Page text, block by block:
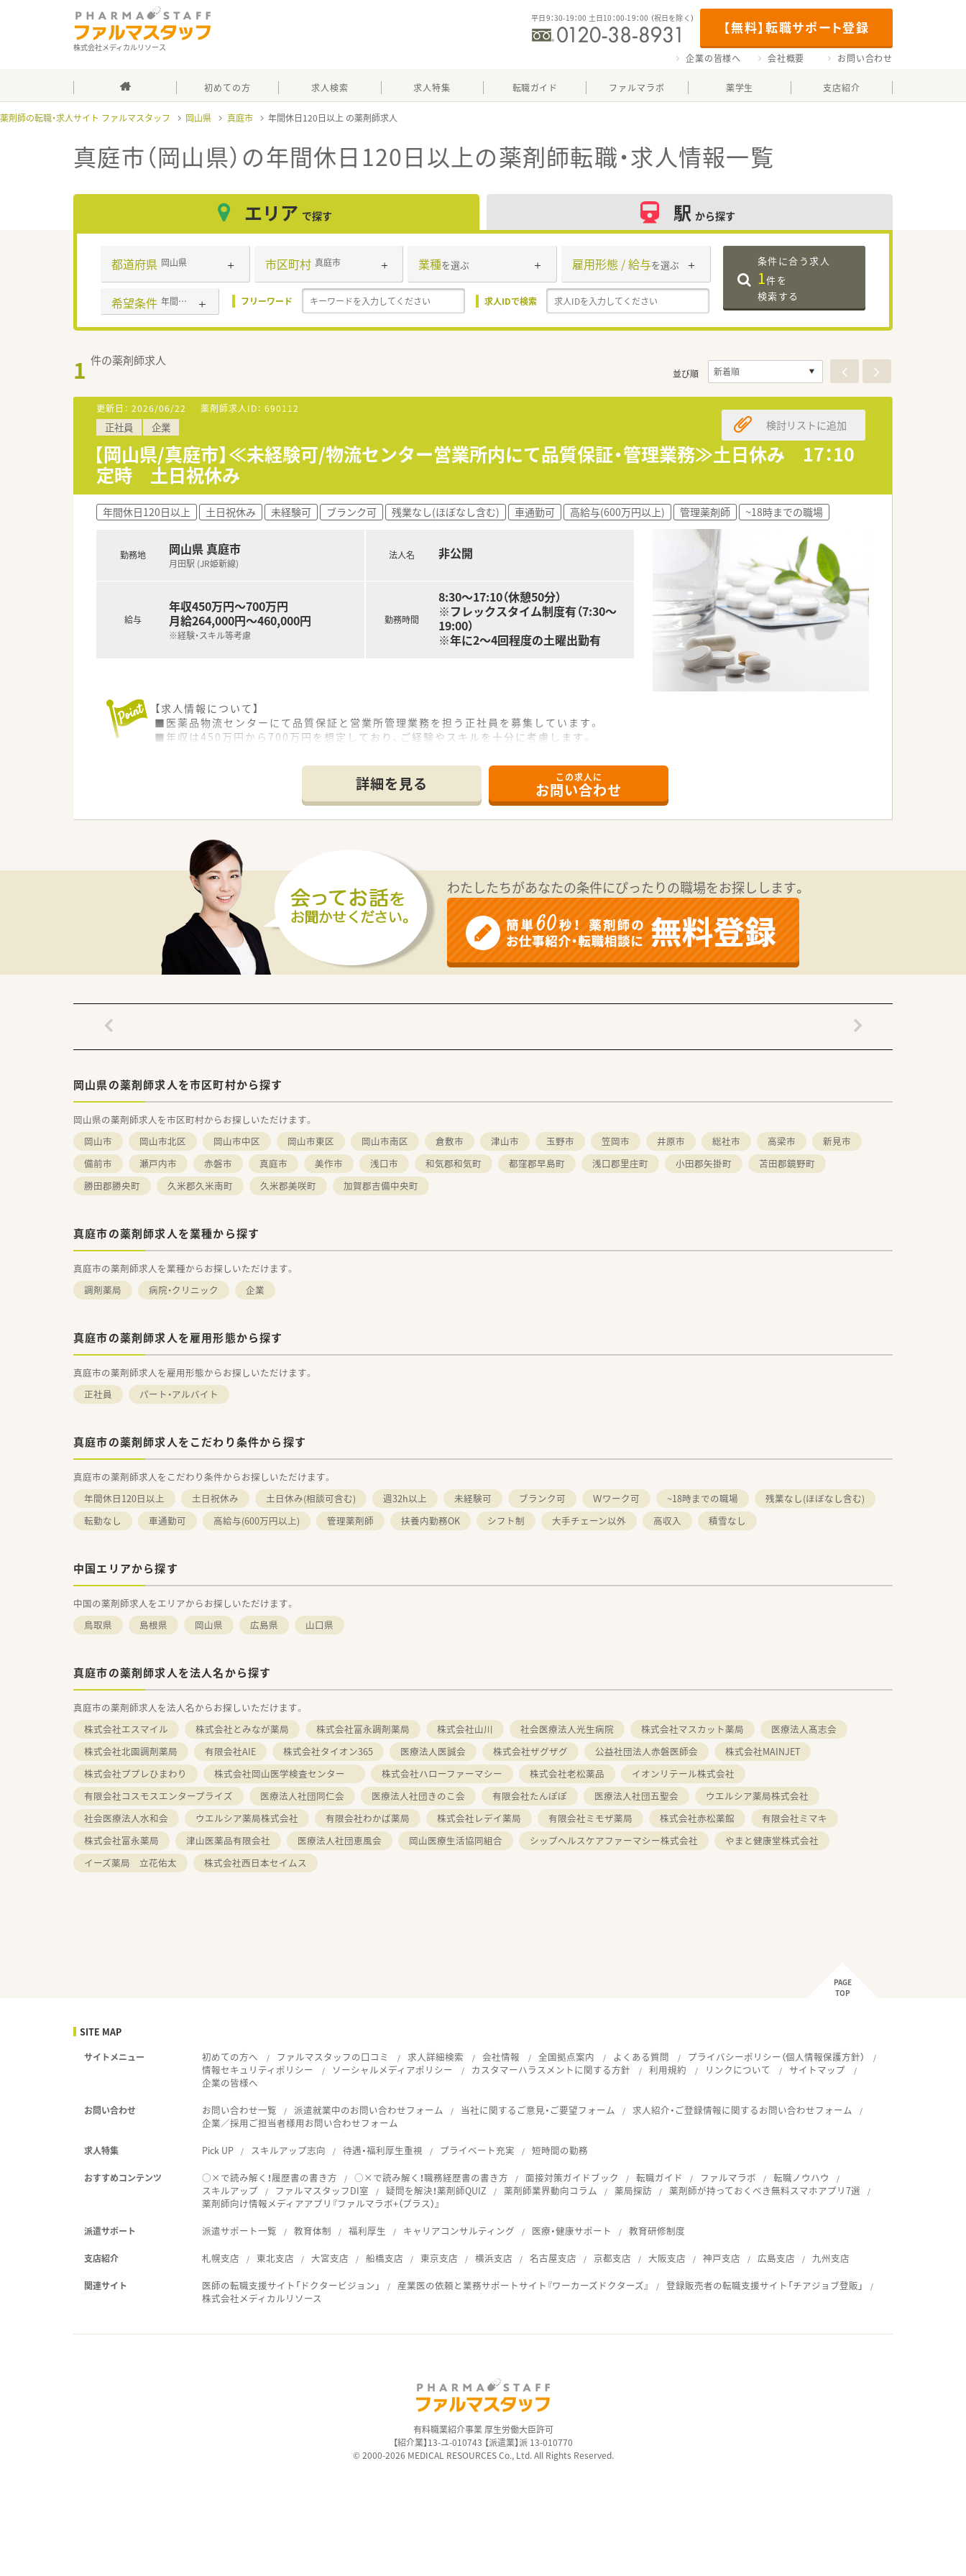
株式会社メディカルリソース
【無料】転職サポート登録
平日9：30-19：00 土日10：00-19：00 （祝日を除く）
企業の皆様へ 会社概要 お問い合わせ
初めての方 求人検索 求人特集 転職ガイド ファルマラボ 薬学生 支店紹介
薬剤師の転職・求人サイト ファルマスタッフ 岡山県 真庭市 年間休日120日以上
真庭市（岡山県）の年間休日120日以上の薬剤師転職・求人情報一覧
エリア で探す 駅 から探す
都道府県 岡山県 市区町村 真庭市 業種を選ぶ 雇用形態 / 給与を選ぶ
希望条件 年間休日120日以上 フリーワード 求人IDで検索
条件に合う求人
1件を
検索する
1 件の薬剤師求人
並び順
更新日： 2026/06/22 薬剤師求人ID： 690112
正社員 企業
【岡山県/真庭市】≪未経験可/物流センター営業所内にて品質保証・管理業務≫土日休み 17：10
定時 土日祝休み
検討リストに追加
年間休日120日以上 土日祝休み 未経験可 ブランク可 残業なし(ほぼなし含む) 車通勤可 高給与(600万円以上) 管理薬剤師 ~18時までの職場
勤務地 岡山県 真庭市
月田駅 (JR姫新線)
給与
年収450万円～700万円
月給264,000円～460,000円
※経験・スキル等考慮
法人名 非公開
勤務時間
8:30～17:10（休憩50分）
※フレックスタイム制度有（7:30～
19:00）
※年に2～4回程度の土曜出勤有
【求人情報について】
■医薬品物流センターにて品質保証と営業所管理業務を担う正社員を募集しています。
■年収は450万円から700万円を想定しており、ご経験やスキルを十分に考慮します。
■事業拡大と社内体制の強化を目的とした増員募集となり、新たな仲間を求めています。
■必須要件として薬剤師免許をお持ちの方であれば、未経験からでも応募が可能です。
■もちろん、管理薬剤師のご経験や基本的なPCスキルをお持ちの方は優遇いたします。
【想定される業務内容】
■医薬品の品質管理基準（GMP）を遵守するための社内体制整備や監査対応をお願いします。
■海外メーカーを含む取引先からの査察対応や、行政・顧客との折衝も担当します。
■倉庫内の薬剤保管状況の巡回確認や、PCでの報告書作成など営業所管理全般も担います。
【会社特徴】
■総合物流企業グループの一員として、強固なネットワークと安定した経営基盤を持っています。
■医薬品物流のエキスパートとして、豊富な経験と高度なノウハウを蓄積しています。
■医薬品の適正流通（GDP）やGMPガイドラインを厳格に遵守し、高い品質を維持しています。
詳細を見る この求人に
お問い合わせ
わたしたちがあなたの条件にぴったりの職場をお探しします。
岡山県の薬剤師求人を市区町村から探す
岡山県の薬剤師求人を市区町村からお探しいただけます。
岡山市
岡山市北区 岡山市中区 岡山市東区 岡山市南区 倉敷市 津山市 玉野市 笠岡市 井原市 総社市 高梁市
新見市
備前市
瀬戸内市 赤磐市 真庭市 美作市 浅口市 和気郡和気町 都窪郡早島町 浅口郡里庄町 小田郡矢掛町
苫田郡鏡野町
勝田郡勝央町
久米郡久米南町 久米郡美咲町 加賀郡吉備中央町
真庭市の薬剤師求人を業種から探す
真庭市の薬剤師求人を業種からお探しいただけます。
調剤薬局
病院・クリニック 企業
真庭市の薬剤師求人を雇用形態から探す
真庭市の薬剤師求人を雇用形態からお探しいただけます。
正社員
パート・アルバイト
真庭市の薬剤師求人をこだわり条件から探す
真庭市の薬剤師求人をこだわり条件からお探しいただけます。
年間休日120日以上
土日祝休み 土日休み(相談可含む) 週32h以上 未経験可 ブランク可 Ｗワーク可 ~18時までの職場
残業なし(ほぼなし含む)
転勤なし
車通勤可 高給与(600万円以上) 管理薬剤師 扶養内勤務OK シフト制 大手チェーン以外 高収入 積雪なし
中国エリアから探す
中国の薬剤師求人をエリアからお探しいただけます。
鳥取県
島根県 岡山県 広島県 山口県
真庭市の薬剤師求人を法人名から探す
真庭市の薬剤師求人を法人名からお探しいただけます。
株式会社エスマイル
株式会社とみなが薬局 株式会社富永調剤薬局 株式会社山川 社会医療法人光生病院 株式会社マスカット薬局
医療法人髙志会
株式会社北園調剤薬局
有限会社AIE 株式会社タイオン365 医療法人医誠会 株式会社ザグザグ 公益社団法人赤磐医師会
株式会社MAINJET
株式会社ププレひまわり
株式会社岡山医学検査センター 株式会社ハローファーマシー 株式会社老松薬品
イオンリテール株式会社
有限会社コスモスエンタープライズ
医療法人社団同仁会 医療法人社団きのこ会 有限会社たんぽぽ 医療法人社団五聖会
ウエルシア薬局株式会社
社会医療法人水和会
ウエルシア薬局株式会社 有限会社わかば薬局 株式会社レデイ薬局 有限会社ミモザ薬局 株式会社赤松薬館
有限会社ミマキ
株式会社富永薬局
津山医薬品有限会社 医療法人社団恵風会 岡山医療生活協同組合 シップヘルスケアファーマシー株式会社
やまと健康堂株式会社
イーズ薬局 立花佑太
株式会社西日本セイムス
PAGE
TOP
SITE MAP
サイトメニュー 初めての方へ ファルマスタッフの口コミ 求人詳細検索 会社情報 全国拠点案内 よくある質問
プライバシーポリシー（個人情報保護方針）
情報セキュリティポリシー
ソーシャルメディアポリシー カスタマーハラスメントに関する方針 利用規約 リンクについて
サイトマップ
企業の皆様へ
お問い合わせ お問い合わせ一覧 派遣就業中のお問い合わせフォーム 当社に関するご意見・ご要望フォーム
求人紹介・ご登録情報に関するお問い合わせフォーム
企業／採用ご担当者様用お問い合わせフォーム
求人特集 Pick UP スキルアップ志向 待遇・福利厚生重視 プライベート充実 短時間の勤務
おすすめコンテンツ ○×で読み解く！履歴書の書き方 ○×で読み解く！職務経歴書の書き方 面接対策ガイドブック 転職ガイド ファルマラボ
転職ノウハウ
スキルアップ
ファルマスタッフDI室 疑問を解決！薬剤師QUIZ 薬剤師業界動向コラム 薬局探訪
薬剤師が持っておくべき無料スマホアプリ7選
薬剤師向け情報メディアアプリ『ファルマラボ+（プラス）』
派遣サポート 派遣サポート一覧 教育体制 福利厚生 キャリアコンサルティング 医療・健康サポート 教育研修制度
支店紹介 札幌支店 東北支店 大宮支店 船橋支店 東京支店 横浜支店 名古屋支店 京都支店 大阪支店 神戸支店 広島支店 九州支店
関連サイト 医師の転職支援サイト「ドクタービジョン」 産業医の依頼と業務サポートサイト『ワーカーズドクターズ』
登録販売者の転職支援サイト「チアジョブ登販」
株式会社メディカルリソース
有料職業紹介事業 厚生労働大臣許可
【紹介業】13-ユ-010743 【派遣業】派 13-010770
© 2000-2026 MEDICAL RESOURCES Co., Ltd. All Rights Reserved.